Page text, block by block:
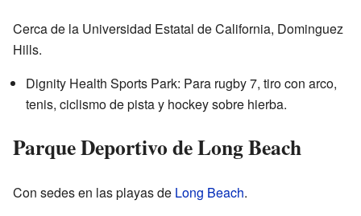
Cerca de la Universidad Estatal de California, Dominguez
Hills.
Dignity Health Sports Park: Para rugby 7, tiro con arco,
tenis, ciclismo de pista y hockey sobre hierba.
Parque Deportivo de Long Beach
Con sedes en las playas de Long Beach.